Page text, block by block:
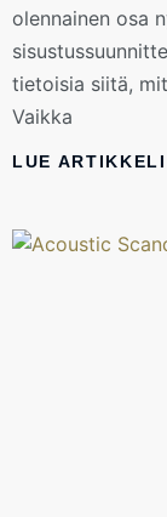
olennainen osa
tietoisia siitä,
Vaikka
LUE